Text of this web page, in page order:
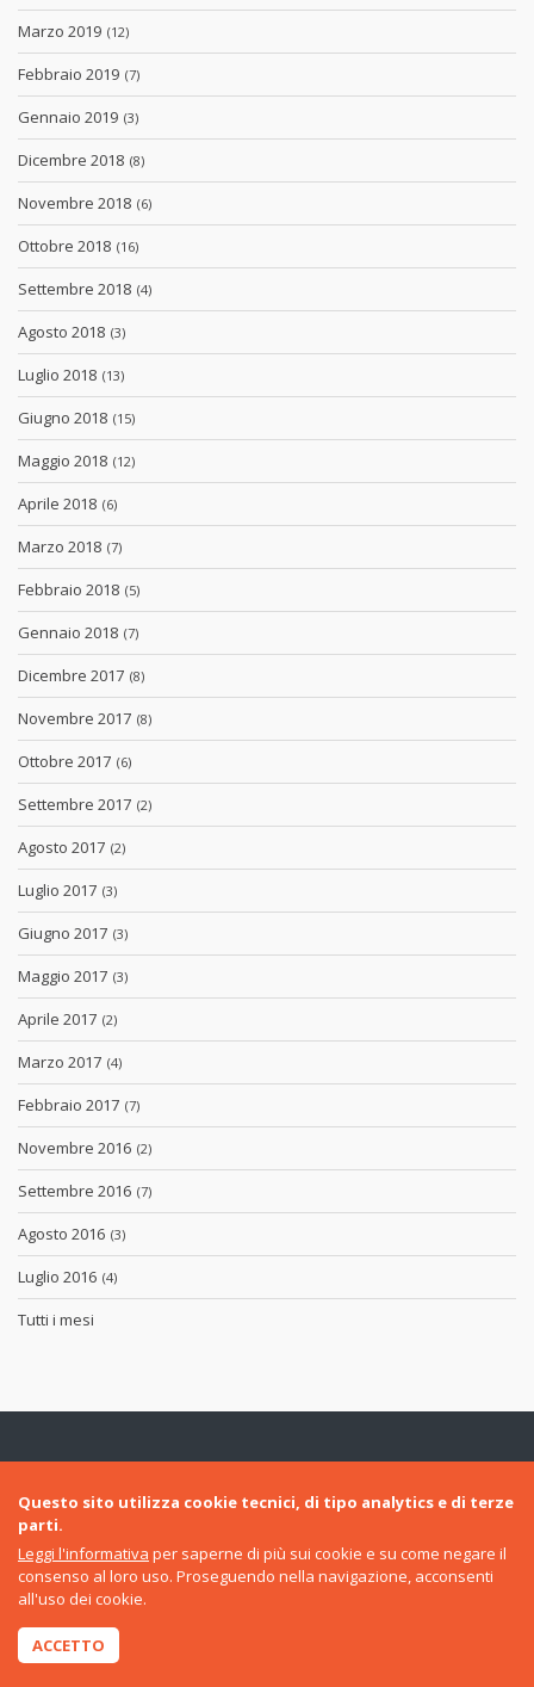
Marzo 2019 (12)
Febbraio 2019 (7)
Gennaio 2019 (3)
Dicembre 2018 (8)
Novembre 2018 (6)
Ottobre 2018 (16)
Settembre 2018 (4)
Agosto 2018 (3)
Luglio 2018 (13)
Giugno 2018 (15)
Maggio 2018 (12)
Aprile 2018 (6)
Marzo 2018 (7)
Febbraio 2018 (5)
Gennaio 2018 (7)
Dicembre 2017 (8)
Novembre 2017 (8)
Ottobre 2017 (6)
Settembre 2017 (2)
Agosto 2017 (2)
Luglio 2017 (3)
Giugno 2017 (3)
Maggio 2017 (3)
Aprile 2017 (2)
Marzo 2017 (4)
Febbraio 2017 (7)
Novembre 2016 (2)
Settembre 2016 (7)
Agosto 2016 (3)
Luglio 2016 (4)
Tutti i mesi
Termini di utilizzo
Questo sito utilizza cookie tecnici, di tipo analytics e di terze
parti.
Leggi l'informativa per saperne di più sui cookie e su come negare il
consenso al loro uso. Proseguendo nella navigazione, acconsenti
all'uso dei cookie.
ACCETTO